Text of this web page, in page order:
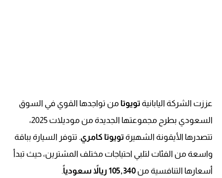
عززت الشركة اليابانية تويوتا من تواجدها القوي في السوق
السعودي بطرح مجموعتها الجديدة من موديلات 2025،
تتصدرها الأيقونة الشهيرة تويوتا كامري. تتوفر السيارة بباقة
واسعة من الفئات لتلبي احتياجات مختلف المشترين، حيث تبدأ
أسعارها التنافسية من 105,340 ريالاً سعودياً .